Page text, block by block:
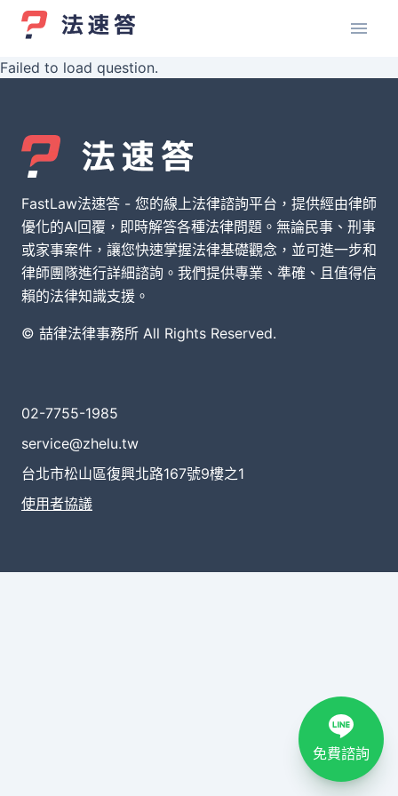
Failed to load question.
FastLaw法速答 - 您的線上法律諮詢平台，提供經由律師
優化的AI回覆，即時解答各種法律問題。無論民事、刑事
或家事案件，讓您快速掌握法律基礎觀念，並可進一步和
律師團隊進行詳細諮詢。我們提供專業、準確、且值得信
賴的法律知識支援。
© 喆律法律事務所 All Rights Reserved.
02-7755-1985
service@zhelu.tw
台北市松山區復興北路167號9樓之1
使用者協議
免費諮詢